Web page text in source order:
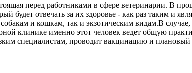
перед работниками в сфере ветеринарии. В
будет отвечать за их здоровье - как раз таким и
и кошкам, так и экзотическим видам.В
клинике именно этот человек ведет общую
специалистам, проводит вакцинацию и